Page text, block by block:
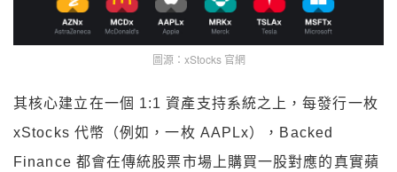
圖源：xStocks 官網
其核心建立在一個 1:1 資產支持系統之上，每發行一枚
xStocks 代幣（例如，一枚 AAPLx），Backed
Finance 都會在傳統股票市場上購買一股對應的真實蘋